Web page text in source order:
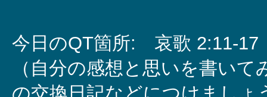
今日のQT箇所: 哀歌 2:11-17
（自分の感想と思いを書い